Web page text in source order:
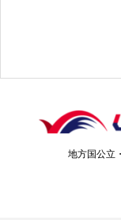
地方国公立